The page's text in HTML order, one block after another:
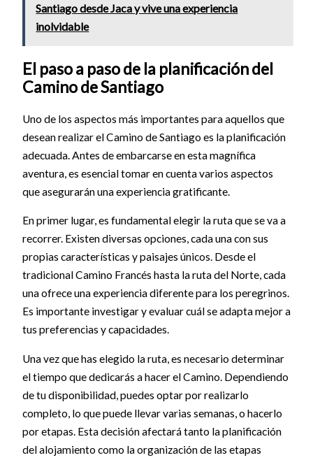
Santiago desde Jaca y vive una experiencia
inolvidable
El paso a paso de la planificación del
Camino de Santiago
Uno de los aspectos más importantes para aquellos que
desean realizar el Camino de Santiago es la planificación
adecuada. Antes de embarcarse en esta magnífica
aventura, es esencial tomar en cuenta varios aspectos
que asegurarán una experiencia gratificante.
En primer lugar, es fundamental elegir la ruta que se va a
recorrer. Existen diversas opciones, cada una con sus
propias características y paisajes únicos. Desde el
tradicional Camino Francés hasta la ruta del Norte, cada
una ofrece una experiencia diferente para los peregrinos.
Es importante investigar y evaluar cuál se adapta mejor a
tus preferencias y capacidades.
Una vez que has elegido la ruta, es necesario determinar
el tiempo que dedicarás a hacer el Camino. Dependiendo
de tu disponibilidad, puedes optar por realizarlo
completo, lo que puede llevar varias semanas, o hacerlo
por etapas. Esta decisión afectará tanto la planificación
del alojamiento como la organización de las etapas